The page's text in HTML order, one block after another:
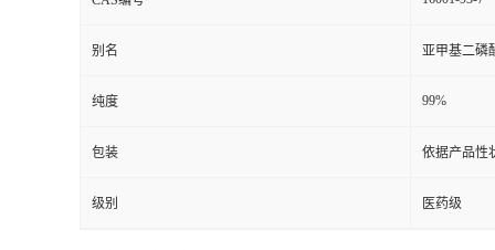
别名 亚甲基二磷
纯度 99%
包装 依据产品性
级别 医药级